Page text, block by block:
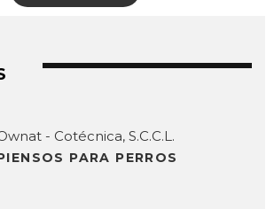
- Cotécnica, S.C.C.L.
PARA PERROS